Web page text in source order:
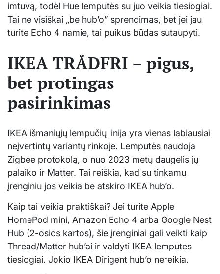
imtuvą, todėl Hue lemputės su juo veikia tiesiogiai.
Tai ne visiškai „be hub’o” sprendimas, bet jei jau
turite Echo 4 namie, tai puikus būdas sutaupyti.
IKEA TRÅDFRI – pigus,
bet protingas
pasirinkimas
IKEA išmaniųjų lempučių linija yra vienas labiausiai
neįvertintų variantų rinkoje. Lemputės naudoja
Zigbee protokolą, o nuo 2023 metų daugelis jų
palaiko ir Matter. Tai reiškia, kad su tinkamu
įrenginiu jos veikia be atskiro IKEA hub’o.
Kaip tai veikia praktiškai? Jei turite Apple
HomePod mini, Amazon Echo 4 arba Google Nest
Hub (2-osios kartos), šie įrenginiai gali veikti kaip
Thread/Matter hub’ai ir valdyti IKEA lemputes
tiesiogiai. Jokio IKEA Dirigent hub’o nereikia.